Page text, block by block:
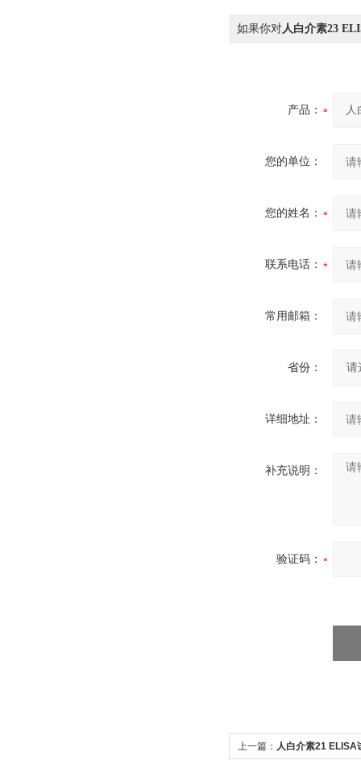
如果你对人白介素23
产品：
您的单位：
您的姓名：
联系电话：
常用邮箱：
省份：
详细地址：
补充说明：
验证码：
上一篇： 人白介素21 ELISA